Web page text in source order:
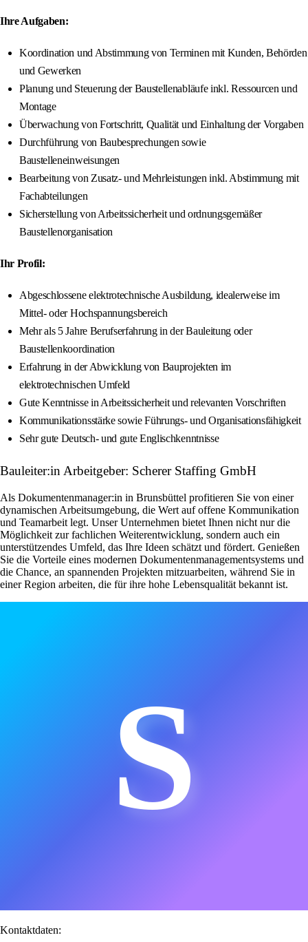
Ihre Aufgaben:
Koordination und Abstimmung von Terminen mit Kunden, Behörden
und Gewerken
Planung und Steuerung der Baustellenabläufe inkl. Ressourcen und
Montage
Überwachung von Fortschritt, Qualität und Einhaltung der Vorgaben
Durchführung von Baubesprechungen sowie
Baustelleneinweisungen
Bearbeitung von Zusatz- und Mehrleistungen inkl. Abstimmung mit
Fachabteilungen
Sicherstellung von Arbeitssicherheit und ordnungsgemäßer
Baustellenorganisation
Ihr Profil:
Abgeschlossene elektrotechnische Ausbildung, idealerweise im
Mittel- oder Hochspannungsbereich
Mehr als 5 Jahre Berufserfahrung in der Bauleitung oder
Baustellenkoordination
Erfahrung in der Abwicklung von Bauprojekten im
elektrotechnischen Umfeld
Gute Kenntnisse in Arbeitssicherheit und relevanten Vorschriften
Kommunikationsstärke sowie Führungs- und Organisationsfähigkeit
Sehr gute Deutsch- und gute Englischkenntnisse
Bauleiter:in Arbeitgeber: Scherer Staffing GmbH
Als Dokumentenmanager:in in Brunsbüttel profitieren Sie von einer
dynamischen Arbeitsumgebung, die Wert auf offene Kommunikation
und Teamarbeit legt. Unser Unternehmen bietet Ihnen nicht nur die
Möglichkeit zur fachlichen Weiterentwicklung, sondern auch ein
unterstützendes Umfeld, das Ihre Ideen schätzt und fördert. Genießen
Sie die Vorteile eines modernen Dokumentenmanagementsystems und
die Chance, an spannenden Projekten mitzuarbeiten, während Sie in
einer Region arbeiten, die für ihre hohe Lebensqualität bekannt ist.
S
Kontaktdaten: